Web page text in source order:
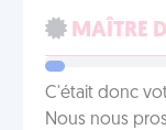
MAÎTRE
C'était donc
Nous nous